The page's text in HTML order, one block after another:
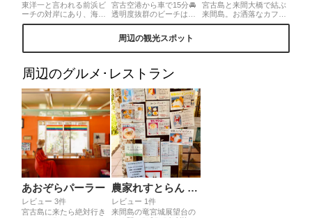
東洋一と言われる前浜ビ
ーチの対岸にあり、海の
グラデーションの変化や
了します。3階建なので、
景色の変化もお楽しみく
ださい。◎宮古空港から
レあり。拝観無料。お土
産屋さんあり。近くにオ
シャレなカフェや雑貨屋
さんあり。
宮古空港から車で15分🚘
透明度抜群のビーチは、
ぜひ宮古島に行ったら遊
びに行ってほしいです💎
人はそ~んなに少なくもな
ず、チラホラいました😵‍💫
宮古島と来間大橋で結ぶ
来間島。お洒落なカフェ
や雑貨屋店はもちろん♪透
島の魅力です♡長間浜や
周辺の観光スポット
周辺のグルメ･レストラン
あおぞらパーラー
レビュー 3件
宮古島に来たら絶対行き
農家れすとらん 楽園の果実
レビュー 1件
来間島の竜宮城展望台の